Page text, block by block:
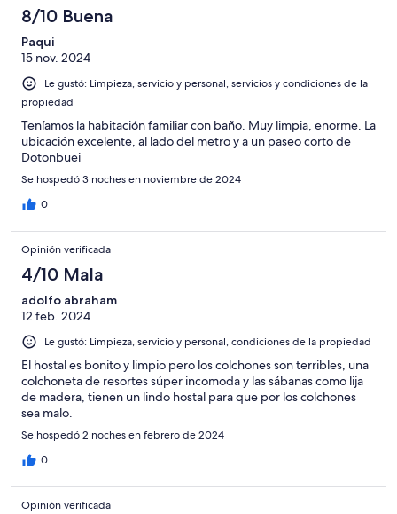
8/10 Buena
Paqui
15 nov. 2024
Le gustó: Limpieza, servicio y personal, servicios y condiciones de la
propiedad
Teníamos la habitación familiar con baño. Muy limpia, enorme. La
ubicación excelente, al lado del metro y a un paseo corto de
Dotonbuei
Se hospedó 3 noches en noviembre de 2024
0
Opinión verificada
4/10 Mala
adolfo abraham
12 feb. 2024
Le gustó: Limpieza, servicio y personal, condiciones de la propiedad
El hostal es bonito y limpio pero los colchones son terribles, una
colchoneta de resortes súper incomoda y las sábanas como lija
de madera, tienen un lindo hostal para que por los colchones
sea malo.
Se hospedó 2 noches en febrero de 2024
0
Opinión verificada